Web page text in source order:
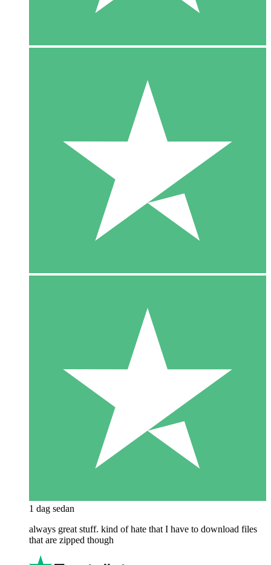
1 dag sedan
always great stuff. kind of hate that I have to download files
that are zipped though